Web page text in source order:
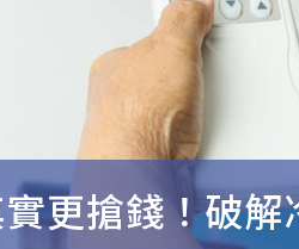
更搶錢！破